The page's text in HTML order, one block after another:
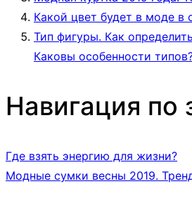
Какой цвет будет в моде в
Тип фигуры. Как
Каковы особенности
Навигация по
Где взять энергию для жизни?
Модные сумки весны 2019.